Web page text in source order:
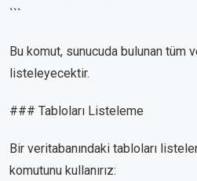
```
Bu komut, sunucuda bulunan tüm
listeleyecektir.
### Tabloları Listeleme
Bir veritabanındaki tabloları
komutunu kullanırız: